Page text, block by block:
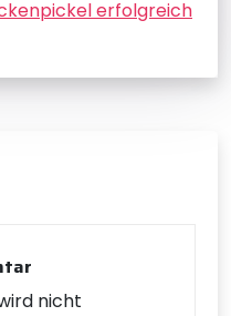
erfolgreich
nicht